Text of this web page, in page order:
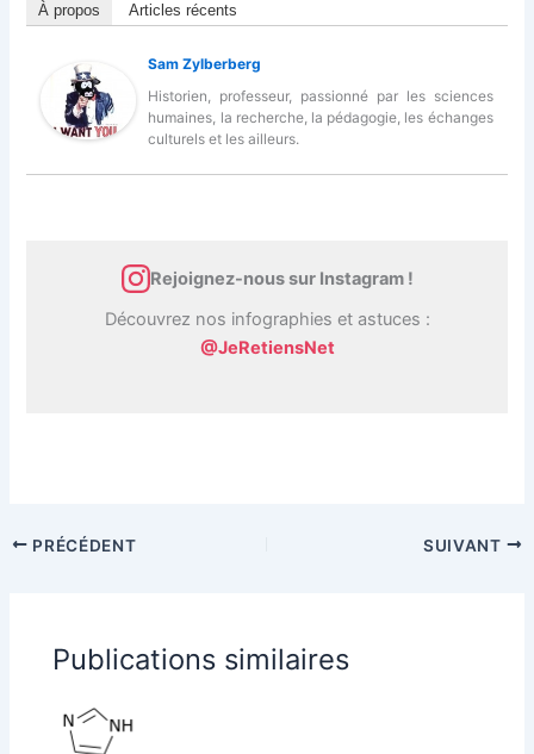
À propos Articles récents
Sam Zylberberg
Historien, professeur, passionné par les sciences
humaines, la recherche, la pédagogie, les échanges
culturels et les ailleurs.
Rejoignez-nous sur Instagram !
Découvrez nos infographies et astuces :
@JeRetiensNet
PRÉCÉDENT SUIVANT
Publications similaires